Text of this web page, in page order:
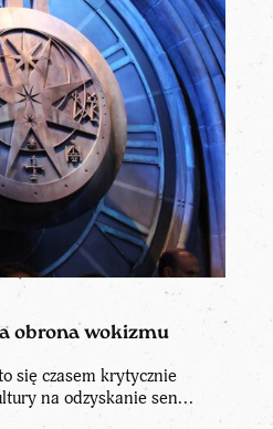
obrona wokizmu
się czasem krytycznie
na odzyskanie sen...